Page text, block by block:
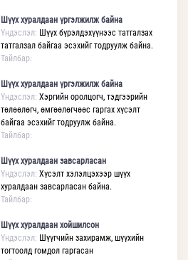
Шүүх хуралдаан үргэлжилж байна
Үндэслэл: Шүүх бүрэлдэхүүнээс татгалзах
татгалзал байгаа эсэхийг тодруулж байна.
Тайлбар:
Шүүх хуралдаан үргэлжилж байна
Үндэслэл: Хэргийн оролцогч, тэдгээрийн
төлөөлөгч, өмгөөлөгчөөс гаргах хүсэлт
байгаа эсэхийг тодруулж байна.
Тайлбар:
Шүүх хуралдаан завсарласан
Үндэслэл: Хүсэлт хэлэлцэхээр шүүх
хуралдаан завсарласан байна.
Тайлбар:
Шүүх хуралдаан хойшилсон
Үндэслэл: Шүүгчийн захирамж, шүүхийн
тогтоолд гомдол гаргасан